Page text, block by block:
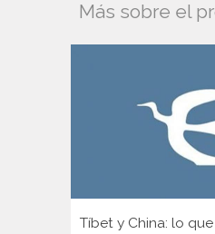
Más sobre el
Tíbet y China: lo